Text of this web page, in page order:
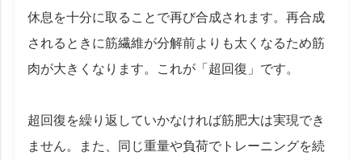
休息を十分に取ることで再び合成されます。再合成
されるときに筋繊維が分解前よりも太くなるため筋
肉が大きくなります。これが「超回復」です。
超回復を繰り返していかなければ筋肥大は実現でき
ません。また、同じ重量や負荷でトレーニングを続